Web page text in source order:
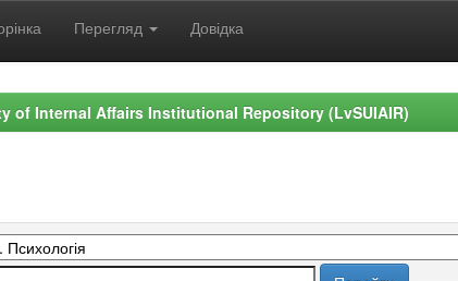
Перегляд Довідка
of Internal Affairs Institutional Repository (LvSUIAIR)